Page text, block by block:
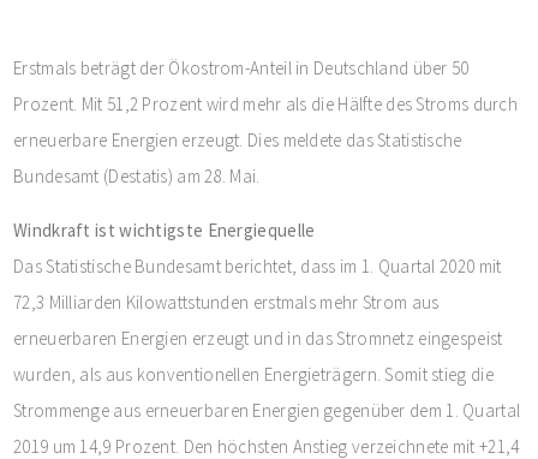
Erstmals beträgt der Ökostrom-Anteil in Deutschland über 50
Prozent. Mit 51,2 Prozent wird mehr als die Hälfte des Stroms durch
erneuerbare Energien erzeugt. Dies meldete das Statistische
Bundesamt (Destatis) am 28. Mai.
Windkraft ist wichtigste Energiequelle
Das Statistische Bundesamt berichtet, dass im 1. Quartal 2020 mit
72,3 Milliarden Kilowattstunden erstmals mehr Strom aus
erneuerbaren Energien erzeugt und in das Stromnetz eingespeist
wurden, als aus konventionellen Energieträgern. Somit stieg die
Strommenge aus erneuerbaren Energien gegenüber dem 1. Quartal
2019 um 14,9 Prozent. Den höchsten Anstieg verzeichnete mit +21,4